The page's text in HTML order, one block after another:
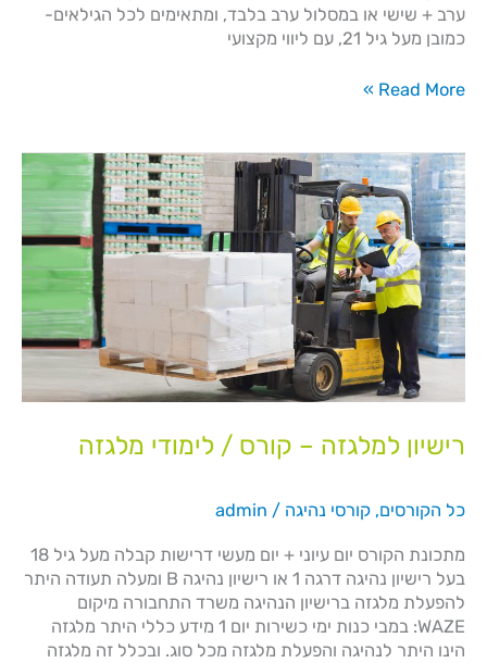
ערב + שישי או במסלול ערב בלבד, ומתאימים לכל הגילאים-
כמובן מעל גיל 21, עם ליווי מקצועי
Read More »
רישיון למלגזה – קורס / לימודי מלגזה
כל הקורסים, קורסי נהיגה /
admin
מתכונת הקורס יום עיוני + יום מעשי דרישות קבלה מעל גיל 18
בעל רישיון נהיגה דרגה 1 או רישיון נהיגה B ומעלה תעודה היתר
להפעלת מלגזה ברישיון הנהיגה משרד התחבורה מיקום
WAZE: במבי כנות ימי כשירות יום 1 מידע כללי​ היתר מלגזה
הינו היתר לנהיגה והפעלת מלגזה מכל סוג. ובכלל זה מלגזה
רישיון
למלגזה
–
קורס
/
לימודי
מלגזה